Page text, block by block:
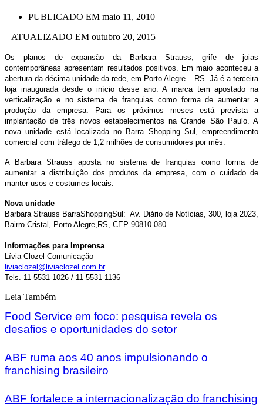
PUBLICADO EM maio 11, 2010
– ATUALIZADO EM outubro 20, 2015
Os planos de expansão da Barbara Strauss, grife de joias
contemporâneas apresentam resultados positivos. Em maio aconteceu a
abertura da décima unidade da rede, em Porto Alegre – RS. Já é a terceira
loja inaugurada desde o início desse ano. A marca tem apostado na
verticalização e no sistema de franquias como forma de aumentar a
produção da empresa. Para os próximos meses está prevista a
implantação de três novos estabelecimentos na Grande São Paulo. A
nova unidade está localizada no Barra Shopping Sul, empreendimento
comercial com tráfego de 1,2 milhões de consumidores por mês.
A Barbara Strauss aposta no sistema de franquias como forma de
aumentar a distribuição dos produtos da empresa, com o cuidado de
manter usos e costumes locais.
Nova unidade
Barbara Strauss BarraShoppingSul: Av. Diário de Notícias, 300, loja 2023,
Bairro Cristal, Porto Alegre,RS, CEP 90810-080
Informações para Imprensa
Lívia Clozel Comunicação
liviaclozel@liviaclozel.com.br
Tels. 11 5531-1026 / 11 5531-1136
Leia Também
Food Service em foco: pesquisa revela os
desafios e oportunidades do setor
ABF ruma aos 40 anos impulsionando o
franchising brasileiro
ABF fortalece a internacionalização do franchising